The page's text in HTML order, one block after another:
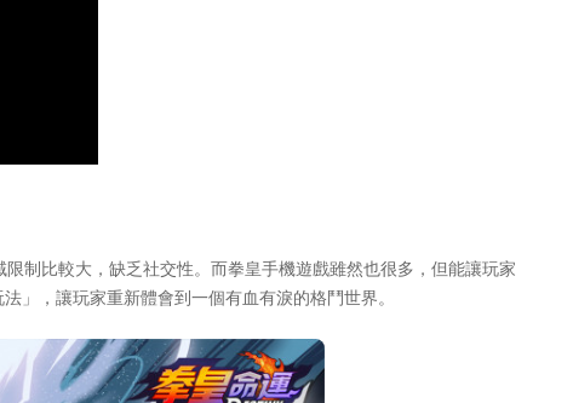
制比較大，缺乏社交性。而拳皇手機遊戲雖然也很多，但能讓玩家
」，讓玩家重新體會到一個有血有淚的格鬥世界。